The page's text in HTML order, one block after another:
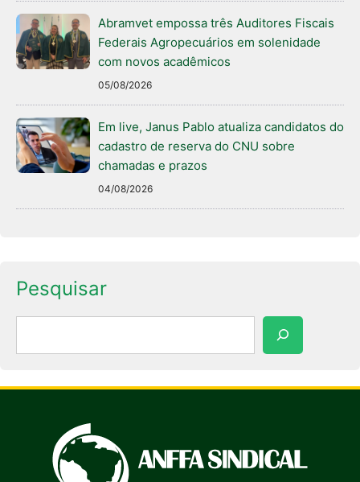
Abramvet empossa três Auditores Fiscais
Federais Agropecuários em solenidade
com novos acadêmicos
05/08/2026
Em live, Janus Pablo atualiza candidatos do
cadastro de reserva do CNU sobre
chamadas e prazos
04/08/2026
Pesquisar